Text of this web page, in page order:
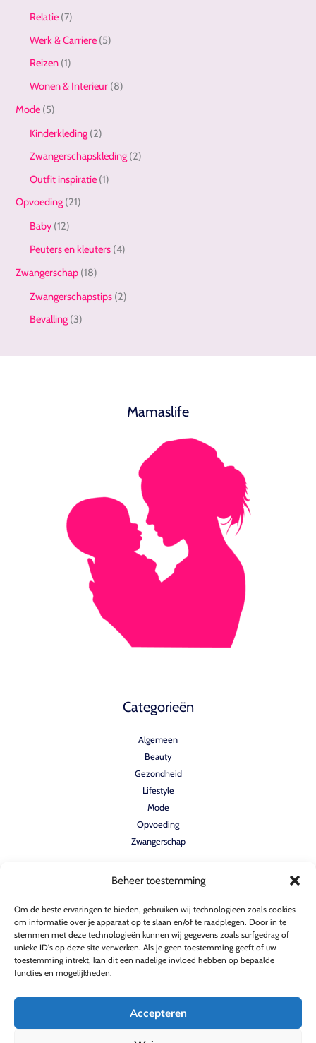
Beheer toestemming
Om de beste ervaringen te bieden, gebruiken wij technologieën zoals cookies
om informatie over je apparaat op te slaan en/of te raadplegen. Door in te
stemmen met deze technologieën kunnen wij gegevens zoals surfgedrag of
unieke ID's op deze site verwerken. Als je geen toestemming geeft of uw
toestemming intrekt, kan dit een nadelige invloed hebben op bepaalde
functies en mogelijkheden.
Accepteren
Relatie (7)
Werk & Carriere (5)
Reizen (1)
Wonen & Interieur (8)
Mode (5)
Kinderkleding (2)
Zwangerschapskleding (2)
Outfit inspiratie (1)
Opvoeding (21)
Baby (12)
Peuters en kleuters (4)
Zwangerschap (18)
Zwangerschapstips (2)
Bevalling (3)
Mamaslife
Categorieën
Algemeen
Beauty
Gezondheid
Lifestyle
Mode
Opvoeding
Zwangerschap
Quicklinks
Home
Verhalen
Contact
Over ons